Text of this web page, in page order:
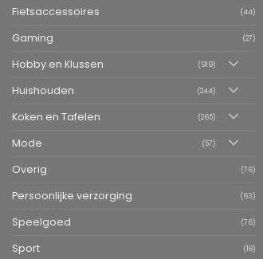
Fietsaccessoires (44)
Gaming (27)
Hobby en Klussen (919)
Huishouden (244)
Koken en Tafelen (265)
Mode (57)
Overig (76)
Persoonlijke verzorging (63)
Speelgoed (76)
Sport (18)